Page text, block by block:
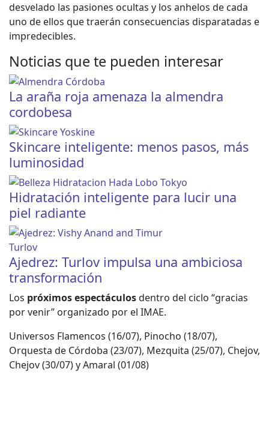
desvelado las pasiones ocultas y los anhelos de cada
uno de ellos que traerán consecuencias disparatadas e
impredecibles.
Noticias que te pueden interesar
La araña roja amenaza la almendra
cordobesa
Skincare inteligente: menos pasos, más
luminosidad
Hidratación inteligente para lucir una
piel radiante
Ajedrez: Turlov impulsa una ambiciosa
transformación
Los próximos espectáculosdentro del ciclo “gracias
por venir” organizado por el IMAE.
Universos Flamencos (16/07), Pinocho (18/07),
Orquesta de Córdoba (23/07), Mezquita (25/07), Chejov,
Chejov (30/07) y Amaral (01/08)